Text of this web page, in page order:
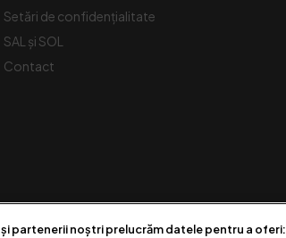
Setări de confidențialitate
SAL și SOL
Contact
partenerii noștri prelucrăm datele pentru a oferi: